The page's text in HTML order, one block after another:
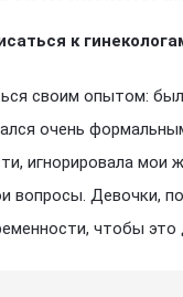
к
своим опытом:
очень
игнорировала
вопросы. Девочки,
чтобы